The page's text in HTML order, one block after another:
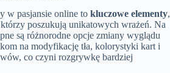
w pasjansie online to kluczowe elementy,
poszukują unikatowych wrażeń. Na
są różnorodne opcje zmiany wyglądu
na modyfikację tła, kolorystyki kart i
co czyni rozgrywkę bardziej